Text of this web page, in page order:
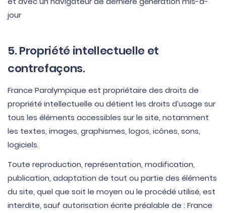
jour
5. Propriété intellectuelle et
contrefaçons.
France Paralympique est propriétaire des droits de
propriété intellectuelle ou détient les droits d’usage sur
tous les éléments accessibles sur le site, notamment
les textes, images, graphismes, logos, icônes, sons,
logiciels.
Toute reproduction, représentation, modification,
publication, adaptation de tout ou partie des éléments
du site, quel que soit le moyen ou le procédé utilisé, est
interdite, sauf autorisation écrite préalable de : France